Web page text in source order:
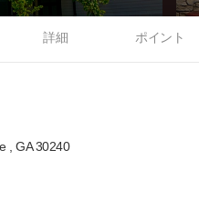
詳細 ポイント
, GA 30240